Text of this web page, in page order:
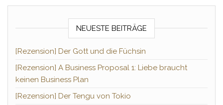
NEUESTE BEITRÄGE
[Rezension] Der Gott und die Füchsin
[Rezension] A Business Proposal 1: Liebe braucht
keinen Business Plan
[Rezension] Der Tengu von Tokio